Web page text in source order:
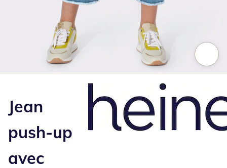
Jean
push-up
avec